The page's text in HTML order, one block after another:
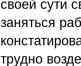
своей сути
заняться
трудно